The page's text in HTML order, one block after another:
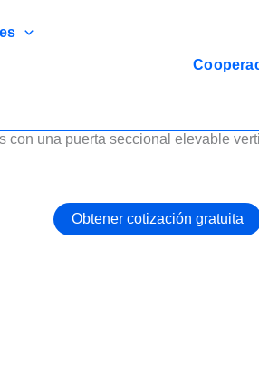
una puerta seccional elevable
Obtener cotización gratuita